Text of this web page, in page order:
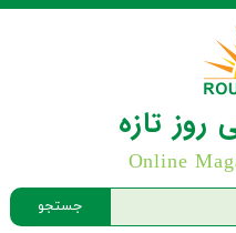
جستجو
روز تازه
Online